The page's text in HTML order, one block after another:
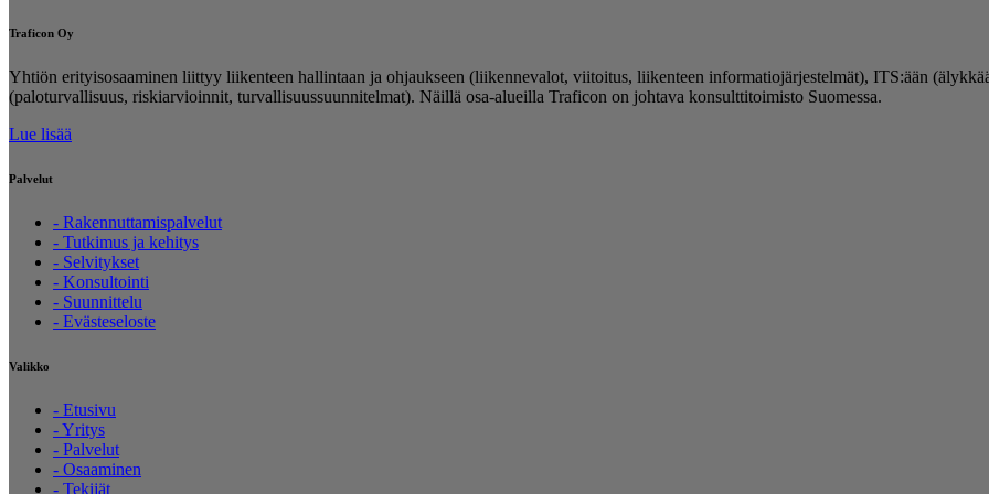
Traficon Oy
Yhtiön erityisosaaminen liittyy liikenteen hallintaan ja ohjaukseen (liikennevalot, viitoitus, liikenteen informatiojärjestelmät), ITS:ään
(paloturvallisuus, riskiarvioinnit, turvallisuussuunnitelmat). Näillä osa-alueilla Traficon on johtava konsulttitoimisto Suomessa.
Lue lisää
Palvelut
- Rakennuttamispalvelut
- Tutkimus ja kehitys
- Selvitykset
- Konsultointi
- Suunnittelu
- Evästeseloste
Valikko
- Etusivu
- Yritys
- Palvelut
- Osaaminen
- Tekijät